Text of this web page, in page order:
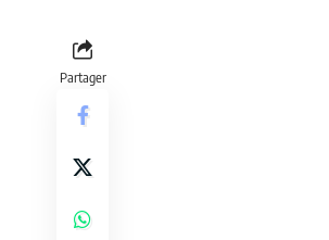
Partager